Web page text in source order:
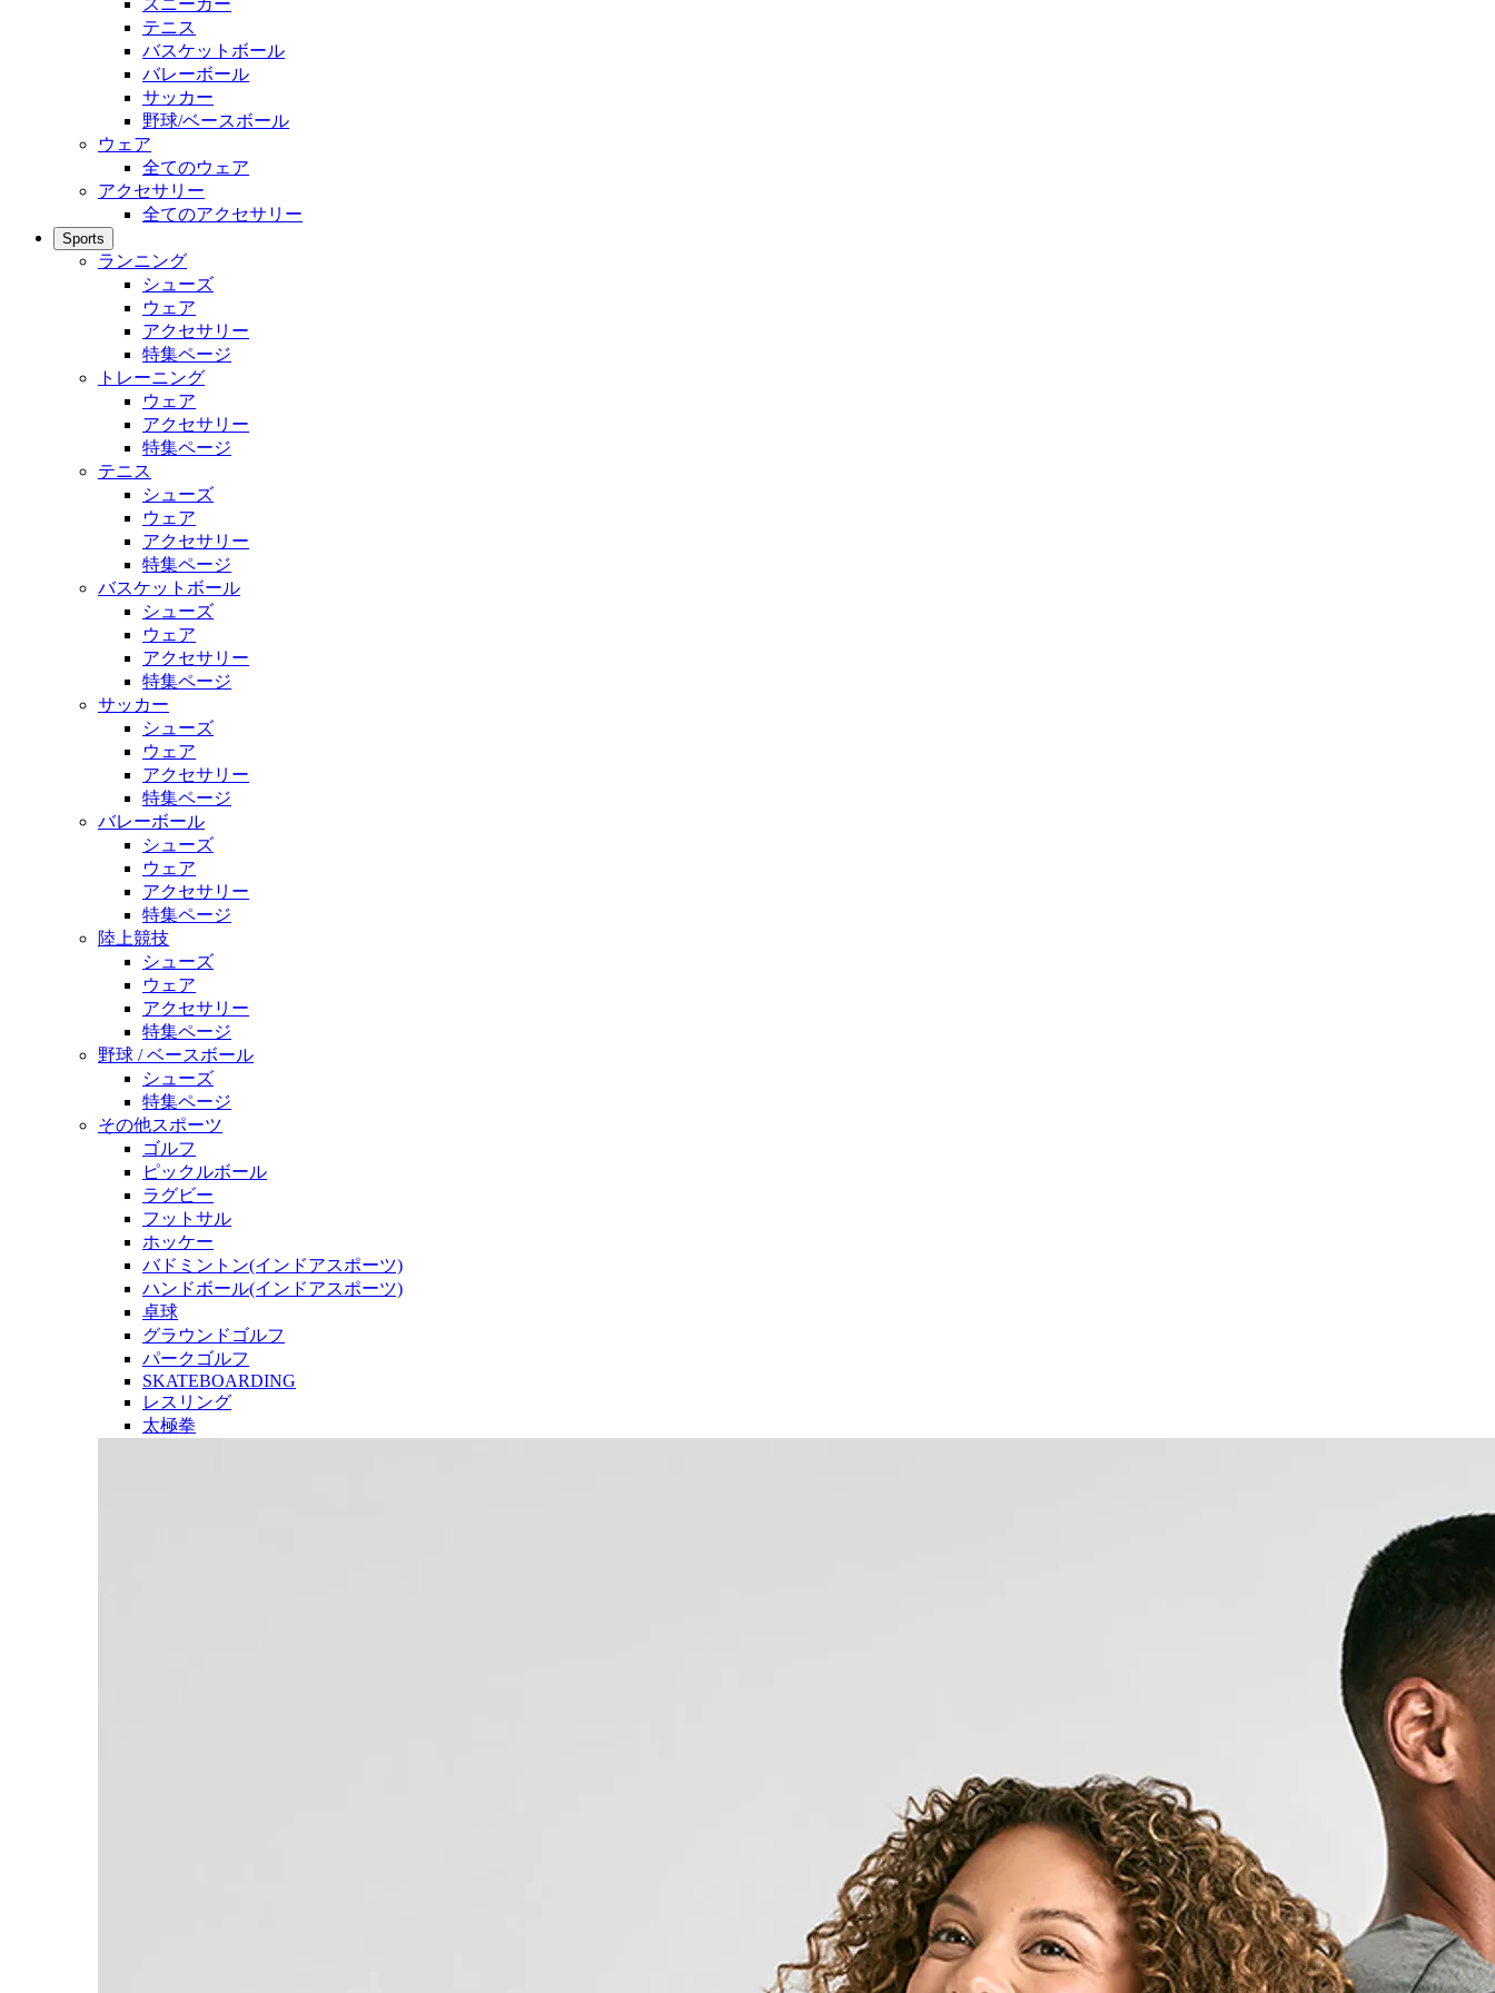
スニーカー
テニス
バスケットボール
バレーボール
サッカー
野球/ベースボール
ウェア
全てのウェア
アクセサリー
全てのアクセサリー
Sports
ランニング
シューズ
ウェア
アクセサリー
特集ページ
トレーニング
ウェア
アクセサリー
特集ページ
テニス
シューズ
ウェア
アクセサリー
特集ページ
バスケットボール
シューズ
ウェア
アクセサリー
特集ページ
サッカー
シューズ
ウェア
アクセサリー
特集ページ
バレーボール
シューズ
ウェア
アクセサリー
特集ページ
陸上競技
シューズ
ウェア
アクセサリー
特集ページ
野球 / ベースボール
シューズ
特集ページ
その他スポーツ
ゴルフ
ピックルボール
ラグビー
フットサル
ホッケー
バドミントン(インドアスポーツ)
ハンドボール(インドアスポーツ)
卓球
グラウンドゴルフ
パークゴルフ
SKATEBOARDING
レスリング
太極拳